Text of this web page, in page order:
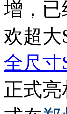
增，已
欢超
全尺寸
正式